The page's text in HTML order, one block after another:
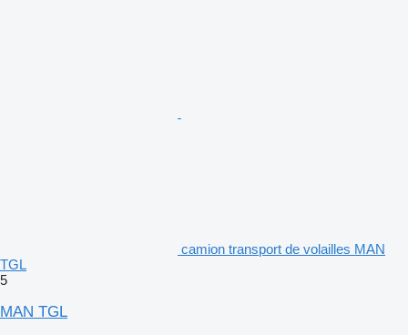
camion transport de volailles MAN
TGL
5
MAN TGL